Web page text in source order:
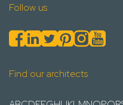
Follow us
Find our architects